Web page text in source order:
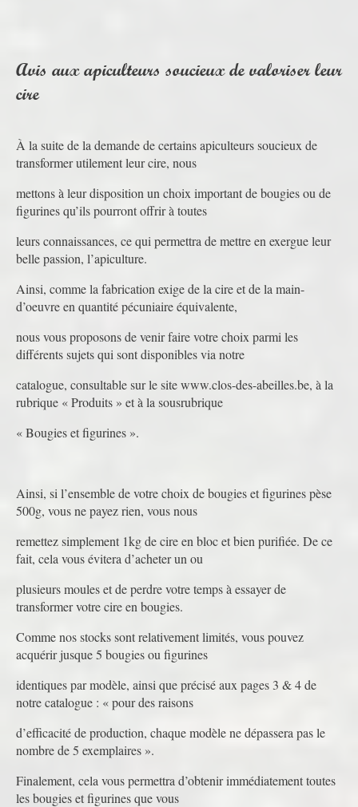
Avis aux apiculteurs soucieux de valoriser leur
cire
À la suite de la demande de certains apiculteurs soucieux de
transformer utilement leur cire, nous
mettons à leur disposition un choix important de bougies ou de
figurines qu’ils pourront offrir à toutes
leurs connaissances, ce qui permettra de mettre en exergue leur
belle passion, l’apiculture.
Ainsi, comme la fabrication exige de la cire et de la main-
d’oeuvre en quantité pécuniaire équivalente,
nous vous proposons de venir faire votre choix parmi les
différents sujets qui sont disponibles via notre
catalogue, consultable sur le site www.clos-des-abeilles.be, à la
rubrique « Produits » et à la sousrubrique
« Bougies et figurines ».
Ainsi, si l’ensemble de votre choix de bougies et figurines pèse
500g, vous ne payez rien, vous nous
remettez simplement 1kg de cire en bloc et bien purifiée. De ce
fait, cela vous évitera d’acheter un ou
plusieurs moules et de perdre votre temps à essayer de
transformer votre cire en bougies.
Comme nos stocks sont relativement limités, vous pouvez
acquérir jusque 5 bougies ou figurines
identiques par modèle, ainsi que précisé aux pages 3 & 4 de
notre catalogue : « pour des raisons
d’efficacité de production, chaque modèle ne dépassera pas le
nombre de 5 exemplaires ».
Finalement, cela vous permettra d’obtenir immédiatement toutes
les bougies et figurines que vous